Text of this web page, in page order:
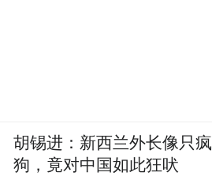
胡锡进：新西兰外长像只疯
狗，竟对中国如此狂吠